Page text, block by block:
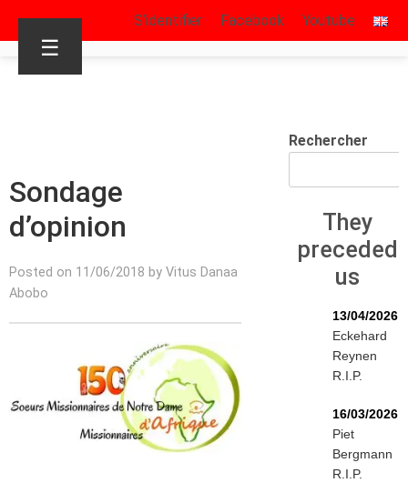
S’identifier Facebook Youtube
☰
Sondage
d’opinion
Posted on 11/06/2018 by Vitus Danaa
Abobo
Rechercher
They
preceded
us
13/04/2026
Eckehard
Reynen
R.I.P.
16/03/2026
Piet
Bergmann
R.I.P.